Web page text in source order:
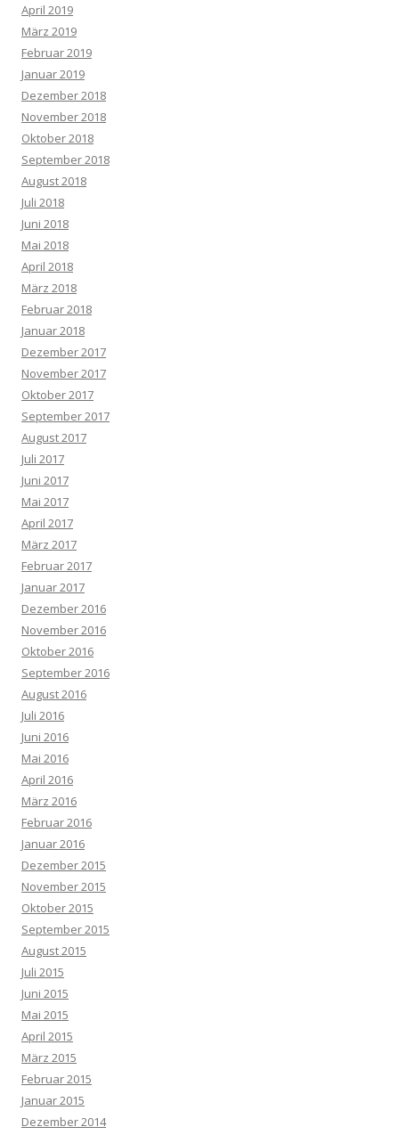
April 2019
März 2019
Februar 2019
Januar 2019
Dezember 2018
November 2018
Oktober 2018
September 2018
August 2018
Juli 2018
Juni 2018
Mai 2018
April 2018
März 2018
Februar 2018
Januar 2018
Dezember 2017
November 2017
Oktober 2017
September 2017
August 2017
Juli 2017
Juni 2017
Mai 2017
April 2017
März 2017
Februar 2017
Januar 2017
Dezember 2016
November 2016
Oktober 2016
September 2016
August 2016
Juli 2016
Juni 2016
Mai 2016
April 2016
März 2016
Februar 2016
Januar 2016
Dezember 2015
November 2015
Oktober 2015
September 2015
August 2015
Juli 2015
Juni 2015
Mai 2015
April 2015
März 2015
Februar 2015
Januar 2015
Dezember 2014